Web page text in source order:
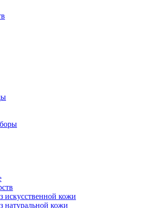
искусственной кожи
натуральной кожи